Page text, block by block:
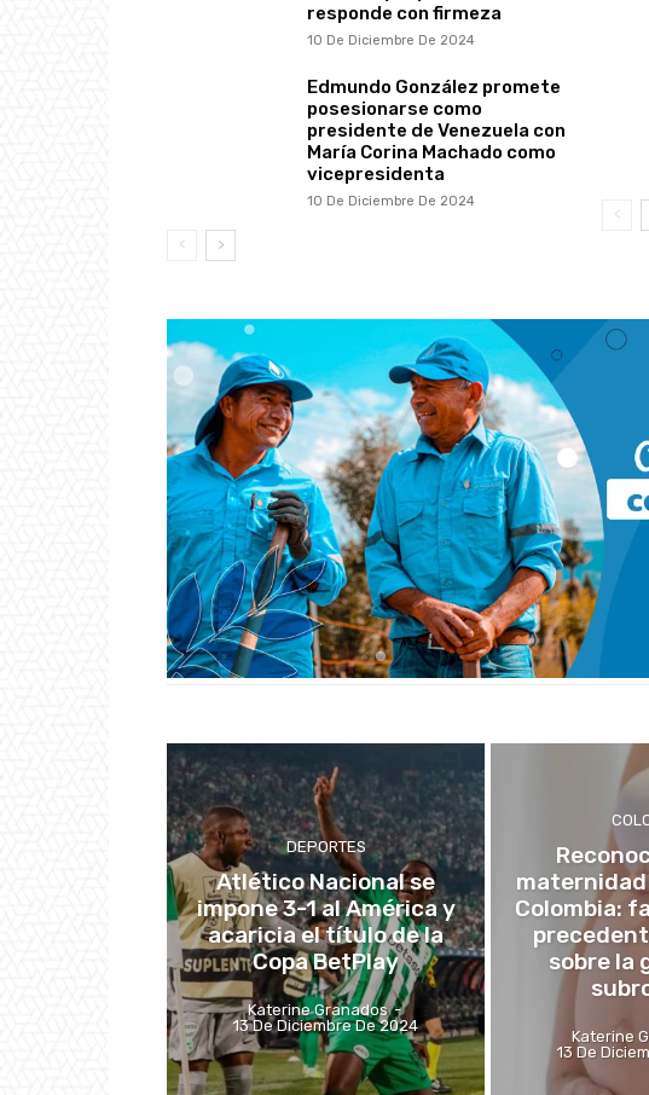
responde con firmeza
10 De Diciembre De 2024
Edmundo González promete
posesionarse como
presidente de Venezuela con
María Corina Machado como
vicepresidenta
10 De Diciembre De 2024
DEPORTES
Atlético Nacional se
impone 3-1 al América y
acaricia el título de la
Copa BetPlay
Katerine Granados -
13 De Diciembre De 2024
Colombia:
sobre la
Katerine
13 De